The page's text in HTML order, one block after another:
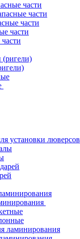
части
части
установки люверсов